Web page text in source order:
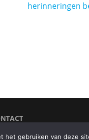
herinneringen
COPYRIGHT © 2026
gebruiken van deze